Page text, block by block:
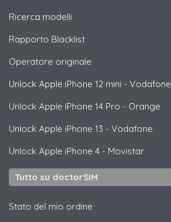
Ricerca modelli
Rapporto Blacklist
Operatore originale
Unlock Apple iPhone 12 mini - Vodafone
Unlock Apple iPhone 14 Pro - Orange
Unlock Apple iPhone 13 - Vodafone
Unlock Apple iPhone 4 - Movistar
Tutto su doctorSIM
Stato del mio ordine